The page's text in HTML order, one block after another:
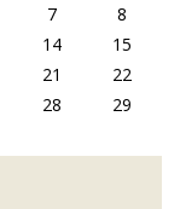
7
8
14
15
21
22
28
29